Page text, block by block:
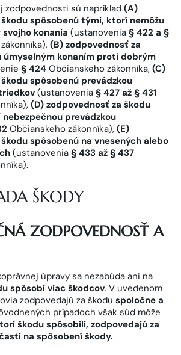
zodpovednosti sú napríklad(A)
spôsobenú tými, ktorí nemôžu
konania (ustanovenia § 422 a §
(B) zodpovednosť za
úmyselným konaním proti dobrým
§ 424 Občianskeho zákonníka, (C)
spôsobenú prevádzkou
(ustanovenia § 427 až § 431
(D) zodpovednosť za škodu
prevádzkou
Občianskeho zákonníka), (E)
spôsobenú na vnesených alebo
(ustanovenia § 433 až § 437
ŠKODY
ZODPOVEDNOSŤ A
úpravy sa nezabúda ani na
spôsobí viac škodcov. V uvedenom
zodpovedajú za škodu spoločne a
prípadoch však súd môže
škodu spôsobili, zodpovedajú za
na spôsobení škody.